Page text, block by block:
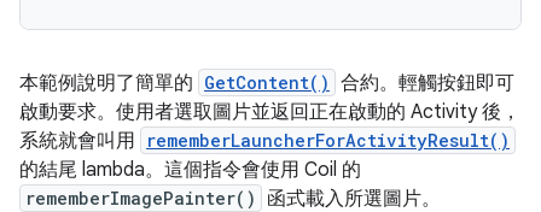
本範例說明了簡單的 GetContent() 合約。輕觸按鈕即可
啟動要求。使用者選取圖片並返回正在啟動的 Activity 後，
系統就會叫用
rememberLauncherForActivityResult()
的結尾 lambda。這個指令會使用 Coil 的
rememberImagePainter() 函式載入所選圖片。